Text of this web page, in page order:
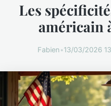
Les
américain
Fabien•13/03/2026